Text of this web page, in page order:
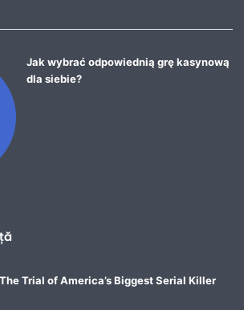
Jak wybrać odpowiednią grę kasynową
dla siebie?
Trial of America’s Biggest Serial Killer